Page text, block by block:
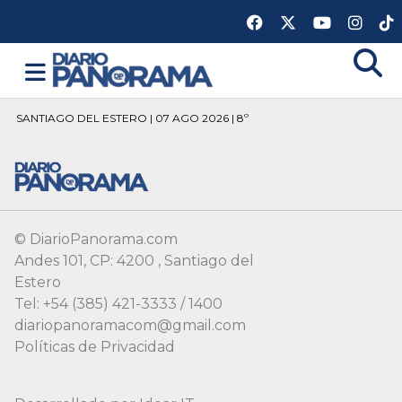
SANTIAGO DEL ESTERO | 07 AGO 2026 | 8º
© DiarioPanorama.com
Andes 101, CP: 4200 , Santiago del
Estero
Tel: +54 (385) 421-3333 / 1400
diariopanoramacom@gmail.com
Políticas de Privacidad